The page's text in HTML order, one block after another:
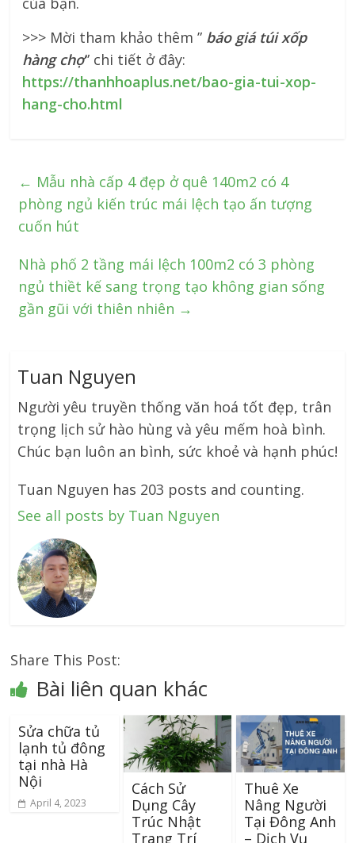
>>> Mời tham khảo thêm ” báo giá túi xốp
hàng chợ” chi tiết ở đây:
https://thanhhoaplus.net/bao-gia-tui-xop-
hang-cho.html
← Mẫu nhà cấp 4 đẹp ở quê 140m2 có 4
phòng ngủ kiến trúc mái lệch tạo ấn tượng
cuốn hút
Nhà phố 2 tầng mái lệch 100m2 có 3 phòng
ngủ thiềt kế sang trọng tạo không gian sống
gần gũi với thiên nhiên →
Tuan Nguyen
Người yêu truyền thống văn hoá tốt đẹp, trân
trọng lịch sử hào hùng và yêu mếm hoà bình.
Chúc bạn luôn an bình, sức khoẻ và hạnh phúc!
Tuan Nguyen has 203 posts and counting.
See all posts by Tuan Nguyen
Share This Post:
Bài liên quan khác
Sửa chữa tủ
lạnh tủ đông
tại nhà Hà
Nội
April 4, 2023
Cách Sử
Dụng Cây
Trúc Nhật
Trang Trí
Thuê Xe
Nâng Người
Tại Đông Anh
– Dịch Vụ